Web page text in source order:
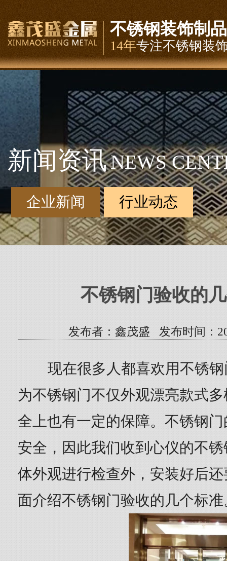
不锈钢装饰制品
14年专注不锈钢装
新闻资讯NEWS
企业新闻 行业动态
不锈钢门验收的
发布者：鑫茂盛 发布时间：
现在很多人都喜欢用不锈
为不锈钢门不仅外观漂亮款式
全上也有一定的保障。不锈钢
安全，因此我们收到心仪的不
体外观进行检查外，安装好后
面介绍不锈钢门验收的几个标准